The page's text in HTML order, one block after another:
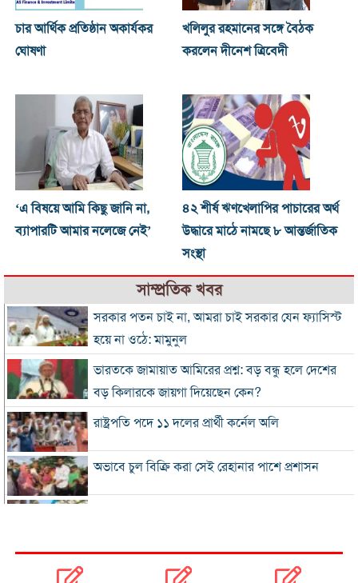
চার আর্থিক প্রতিষ্ঠান অকার্যকর
ঘোষণা
খ‌লিলুর রহমানের সঙ্গে বৈঠক
করলেন দীনেশ ত্রিবেদী
‘এ বিষয়ে আমি কিছু জানি না,
ব্যাপারটি আমার নলেজে নেই’
৪২ শীর্ষ ঋণখেলাপির পাচারের অর্থ
উদ্ধারে মাঠে নামছে ৮ আন্তর্জাতিক
সংস্থা
সাম্প্রতিক খবর
সরকার পতন চাই না, আমরা চাই সরকার যেন ফ্যাসিস্ট
হয়ে না ওঠে: মামুনুল
ভারতকে জামায়াত আমিরের প্রশ্ন: বড় বন্ধু হলে দেশের
বড় কিলারকে জায়গা দিয়েছেন কেন?
রাষ্ট্রপতি পদে ১১ দলের প্রার্থী কর্নেল অলি
অভাবে চুল বিক্রি করা সেই রেহানার পাশে প্রশাসন
সালমান শাহ হত্যা মামলায় গ্রেপ্তার খলনায়ক ডন